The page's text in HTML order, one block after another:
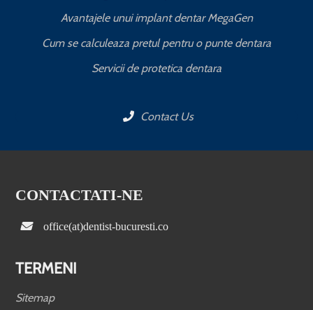
Avantajele unui implant dentar MegaGen
Cum se calculeaza pretul pentru o punte dentara
Servicii de protetica dentara
Contact Us
CONTACTATI-NE
office(at)dentist-bucuresti.co
TERMENI
Sitemap